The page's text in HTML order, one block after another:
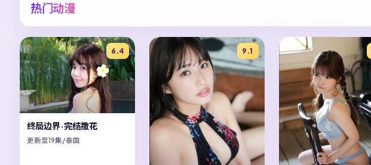
热门动漫
6.4
终局边界·完结撒花
更新至19集/泰国
9.1